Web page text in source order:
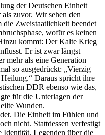
der Deutschen Einheit
zuvor. Wir sehen den
die Zweistaatlichkeit beendet
wofür es keinen
kommt: Der Kalte Krieg
Er ist zwar längst
mehr als eine Generation
so ausgedrückt: „Vierzig
Daraus spricht ihre
DDR ebenso wie das,
für die Unterlagen der
Wunden.
Die Einheit im Fühlen und
nicht. Stattdessen verfestigt
Identität. Legenden über die